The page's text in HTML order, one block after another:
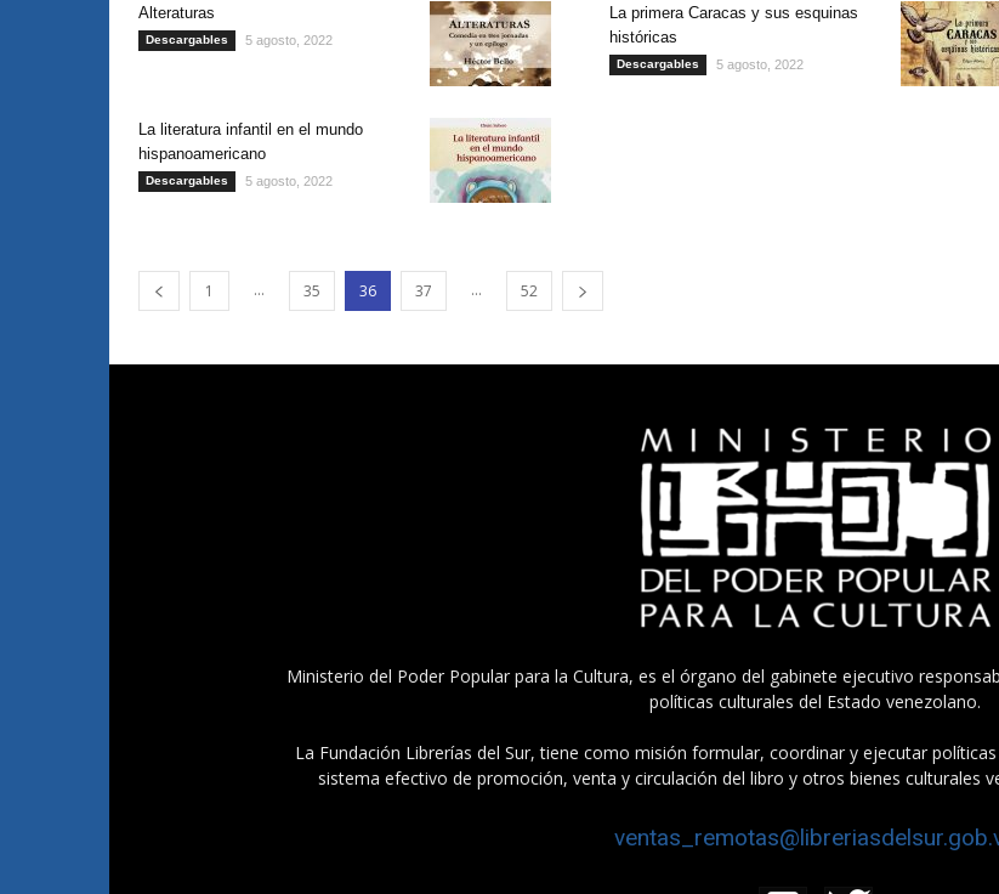
Alteraturas
Descargables 5 agosto, 2022
La primera Caracas y sus esquinas
históricas
Descargables 5 agosto, 2022
La literatura infantil en el mundo
hispanoamericano
Descargables 5 agosto, 2022
1 ... 35 36 37 ... 52
Ministerio del Poder Popular para la Cultura, es el órgano del gabinete ejecutivo
políticas culturales del Estado venezolano.
La Fundación Librerías del Sur, tiene como misión formular, coordinar y ejecutar
sistema efectivo de promoción, venta y circulación del libro y otros bienes culturales